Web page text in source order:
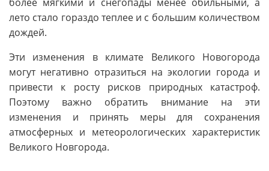
лето стало гораздо теплее и с большим количеством
дождей.
Эти изменения в климате Великого Новогорода
могут негативно отразиться на экологии города и
привести к росту рисков природных катастроф.
Поэтому важно обратить внимание на эти
изменения и принять меры для сохранения
атмосферных и метеорологических характеристик
Великого Новгорода.